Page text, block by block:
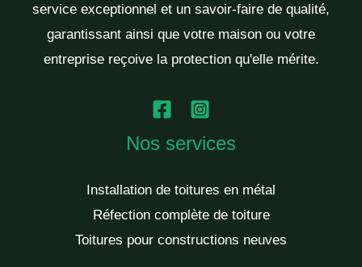
service exceptionnel et un savoir-faire de qualité,
garantissant ainsi que votre maison ou votre
entreprise reçoive la protection qu'elle mérite.
Nos services
Installation de toitures en métal
Réfection complète de toiture
Toitures pour constructions neuves